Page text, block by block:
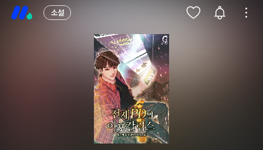
소설